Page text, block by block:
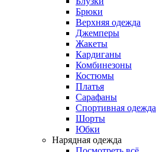
Брюки
Верхняя одежда
Джемперы
Жакеты
Кардиганы
Комбинезоны
Костюмы
Платья
Сарафаны
Спортивная одежда
Шорты
Юбки
Нарядная одежда